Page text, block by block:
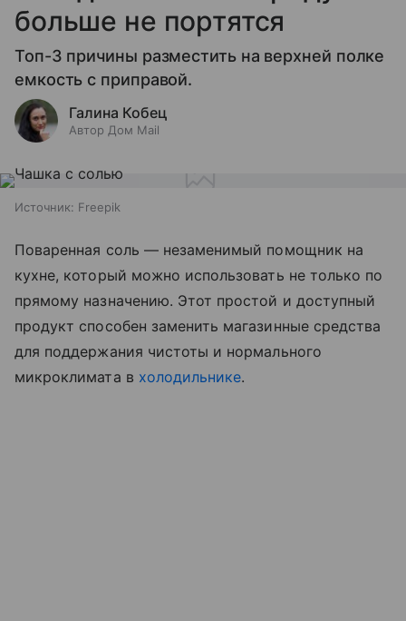
больше не портятся
Топ-3 причины разместить на верхней полке
емкость с приправой.
Галина Кобец
Автор Дом Mail
Источник: Freepik
Поваренная соль — незаменимый помощник на
кухне, который можно использовать не только по
прямому назначению. Этот простой и доступный
продукт способен заменить магазинные средства
для поддержания чистоты и нормального
микроклимата в холодильнике.